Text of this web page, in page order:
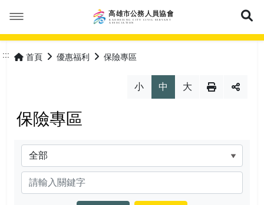
本會簡介
協會章程
常見問答
特約商店
會員專區
::: 首頁 優惠福利 保險專區
小 中 大
保險專區
分類
關鍵字